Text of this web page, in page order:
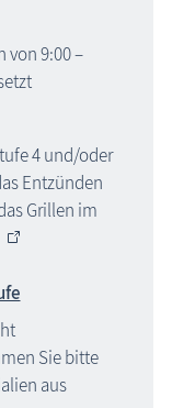
von 9:00 –
4 und/oder
Entzünden
Grillen im
Sie bitte
aus